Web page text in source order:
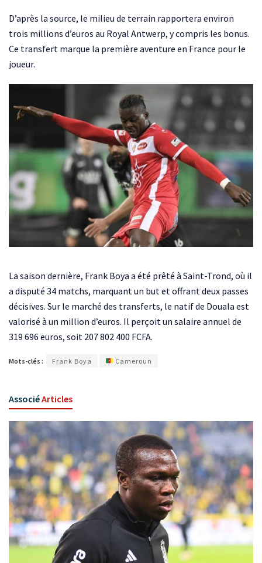
D’après la source, le milieu de terrain rapportera environ
trois millions d’euros au Royal Antwerp, y compris les bonus.
Ce transfert marque la première aventure en France pour le
joueur.
La saison dernière, Frank Boya a été prêté à Saint-Trond, où il
a disputé 34 matchs, marquant un but et offrant deux passes
décisives. Sur le marché des transferts, le natif de Douala est
valorisé à un million d’euros. Il perçoit un salaire annuel de
319 696 euros, soit 207 802 400 FCFA.
Mots-clés : Frank Boya Cameroun
AssociéArticles